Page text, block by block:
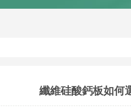
纖維硅酸鈣板如何